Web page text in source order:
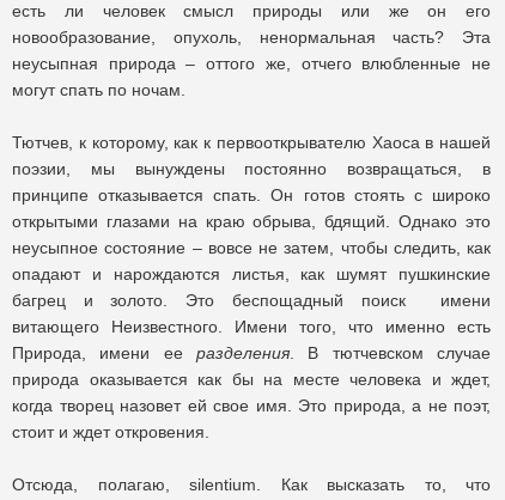
есть ли человек смысл природы или же он его
новообразование, опухоль, ненормальная часть? Эта
неусыпная природа – оттого же, отчего влюбленные не
могут спать по ночам.
Тютчев, к которому, как к первооткрывателю Хаоса в нашей
поэзии, мы вынуждены постоянно возвращаться, в
принципе отказывается спать. Он готов стоять с широко
открытыми глазами на краю обрыва, бдящий. Однако это
неусыпное состояние – вовсе не затем, чтобы следить, как
опадают и нарождаются листья, как шумят пушкинские
багрец и золото. Это беспощадный поиск имени
витающего Неизвестного. Имени того, что именно есть
Природа, имени ее разделения . В тютчевском случае
природа оказывается как бы на месте человека и ждет,
когда творец назовет ей свое имя. Это природа, а не поэт,
стоит и ждет откровения.
Отсюда, полагаю, silentium. Как высказать то, что